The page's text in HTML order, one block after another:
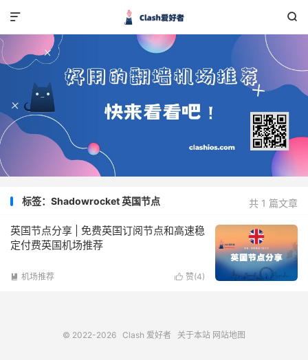


共 1 篇文章
标签：Shadowrocket 英国节点
英国节点分享 | 免费英国订阅节点和高速稳
定付费英国机场推荐
 赞(4)
 机场推荐
© 2022-2026 Clash 爱好者 关于本站 网站地图